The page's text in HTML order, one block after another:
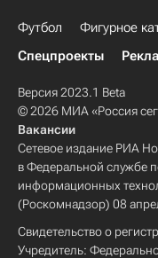
Футбол Фигурное
Спецпроекты
Версия 2023.1 Beta
© 2026 МИА «Россия
Вакансии
Сетевое издание РИА
в Федеральной службе
информационных
(Роскомнадзор) 08
Свидетельство о
Учредитель: